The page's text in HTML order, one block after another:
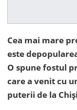
Cea mai mare
este
O spune fostul
care a venit cu
puterii de la